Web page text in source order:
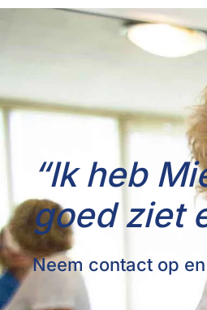
“Ik heb
goed ziet
Neem contact op